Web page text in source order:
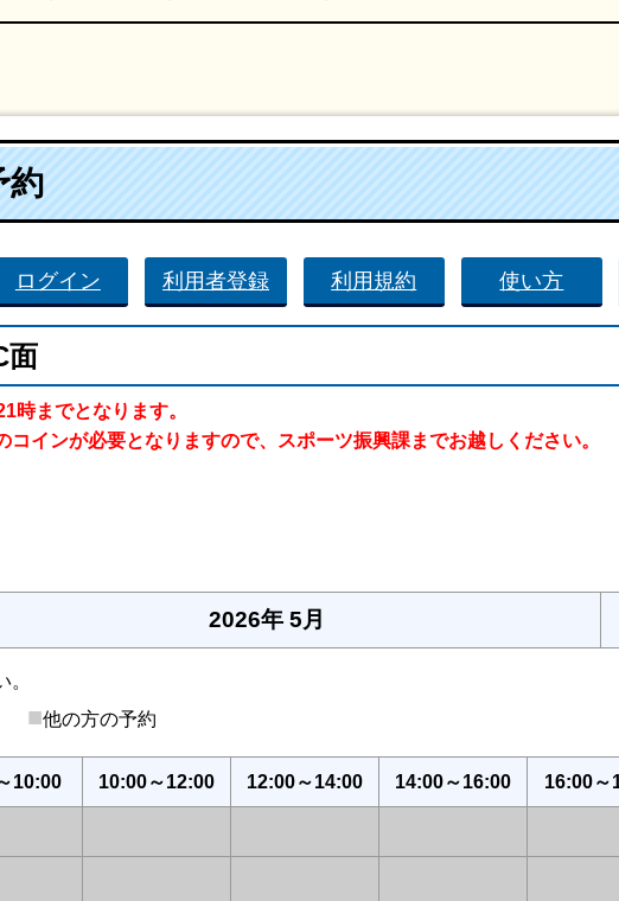
約
ログイン 利用者登録 利用規約 使い方
面
時までとなります。
インが必要となりますので、スポーツ振興課までお越しください。
2026年 5月
■他の方の予約
10:00 10:00～12:00 12:00～14:00 14:00～16:00 16:00～